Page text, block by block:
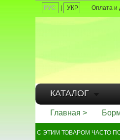
РУС УКР Оплата и
КАТАЛОГ
Главная
С ЭТИМ ТОВАРОМ ЧАСТО